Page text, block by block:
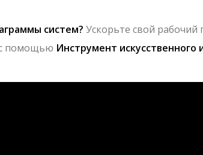
систем? Ускорьте свой рабочий
с помощью Инструмент искусственного